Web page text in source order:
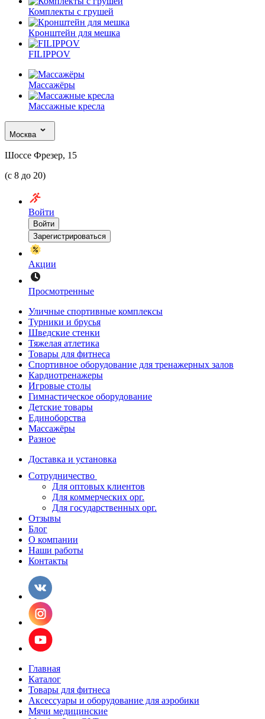
Комплекты с грушей
Кронштейн для мешка
FILIPPOV
Массажёры
Массажные кресла
Москва
Шоссе Фрезер, 15
(с 8 до 20)
Войти
Войти
Зарегистрироваться
Акции
Просмотренные
Уличные спортивные комплексы
Турники и брусья
Шведские стенки
Тяжелая атлетика
Товары для фитнеса
Спортивное оборудование для тренажерных залов
Кардиотренажеры
Игровые столы
Гимнастическое оборудование
Детские товары
Единоборства
Массажёры
Разное
Доставка и установка
Сотрудничество
Для оптовых клиентов
Для коммерческих орг.
Для государственных орг.
Отзывы
Блог
О компании
Наши работы
Контакты
Главная
Каталог
Товары для фитнеса
Аксессуары и оборудование для аэробики
Мячи медицинские